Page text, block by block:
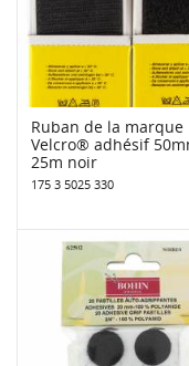
Ruban de la marque
Velcro® adhésif
25m noir
175 3 5025 330